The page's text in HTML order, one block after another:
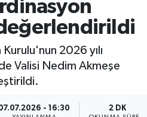
2026 yılı
Valisi Nedim Akmeşe
- 16:30 2 DK